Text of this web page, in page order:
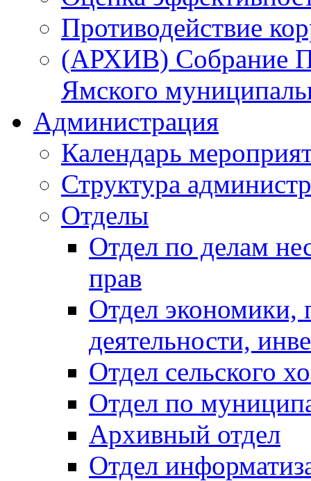
Противодействие
(АРХИВ) Собрание
Ямского
Администрация
Календарь
Структура
Отделы
Отдел по делам
прав
Отдел экономики,
деятельности,
Отдел сельского
Отдел по
Архивный отдел
Отдел